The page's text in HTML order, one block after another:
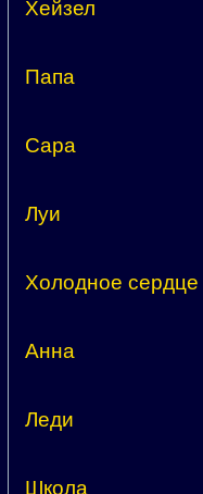
Хейзел
Папа
Сара
Луи
Холодное сердце
Анна
Леди
Школа